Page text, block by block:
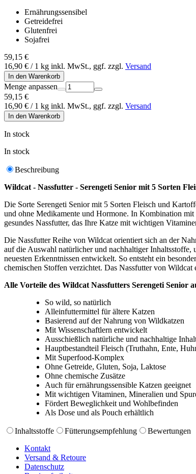
Ernährungssensibel
Getreidefrei
Glutenfrei
Sojafrei
59,15 €
16,90 € / 1 kg inkl. MwSt., ggf. zzgl. Versand
In den Warenkorb
Menge anpassen
59,15 €
16,90 € / 1 kg inkl. MwSt., ggf. zzgl. Versand
In den Warenkorb
In stock
In stock
Beschreibung
Wildcat - Nassfutter - Serengeti Senior mit 5 Sorten
Die Sorte Serengeti Senior mit 5 Sorten Fleisch und
und ohne Medikamente und Hormone. In Kombination
gesundes Nassfutter, das Ihre Katze mit wichtigen
Die Nassfutter Reihe von Wildcat orientiert sich an der
auf die Auswahl natürlicher und nachhaltiger
neuesten Erkenntnissen entwickelt. So entsteht ein
chemischen Stoffen verzichtet. Das Nassfutter von
Alle Vorteile des Wildcat Nassfutters Serengeti Senior
So wild, so natürlich
Alleinfuttermittel für ältere Katzen
Basierend auf der Nahrung von Wildkatzen
Mit Wissenschaftlern entwickelt
Ausschießlich natürliche und nachhaltige
Hauptbestandteil Fleisch (Truthahn, Ente,
Mit Superfood-Komplex
Ohne Getreide, Gluten, Soja, Laktose
Ohne chemische Zusätze
Auch für ernährungssensible Katzen geeignet
Mit wichtigen Vitaminen, Mineralien und
Fördert Beweglichkeit und Wohlbefinden
Als Dose und als Pouch erhältlich
Inhaltsstoffe Fütterungsempfehlung
Bewertungen
Kontakt
Versand & Retoure
Datenschutz